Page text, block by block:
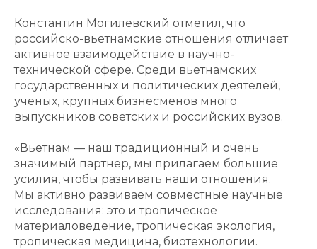
Константин Могилевский отметил, что
российско-вьетнамские отношения отличает
активное взаимодействие в научно-
технической сфере. Среди вьетнамских
государственных и политических деятелей,
ученых, крупных бизнесменов много
выпускников советских и российских вузов.
«Вьетнам — наш традиционный и очень
значимый партнер, мы прилагаем большие
усилия, чтобы развивать наши отношения.
Мы активно развиваем совместные научные
исследования: это и тропическое
материаловедение, тропическая экология,
тропическая медицина, биотехнологии.